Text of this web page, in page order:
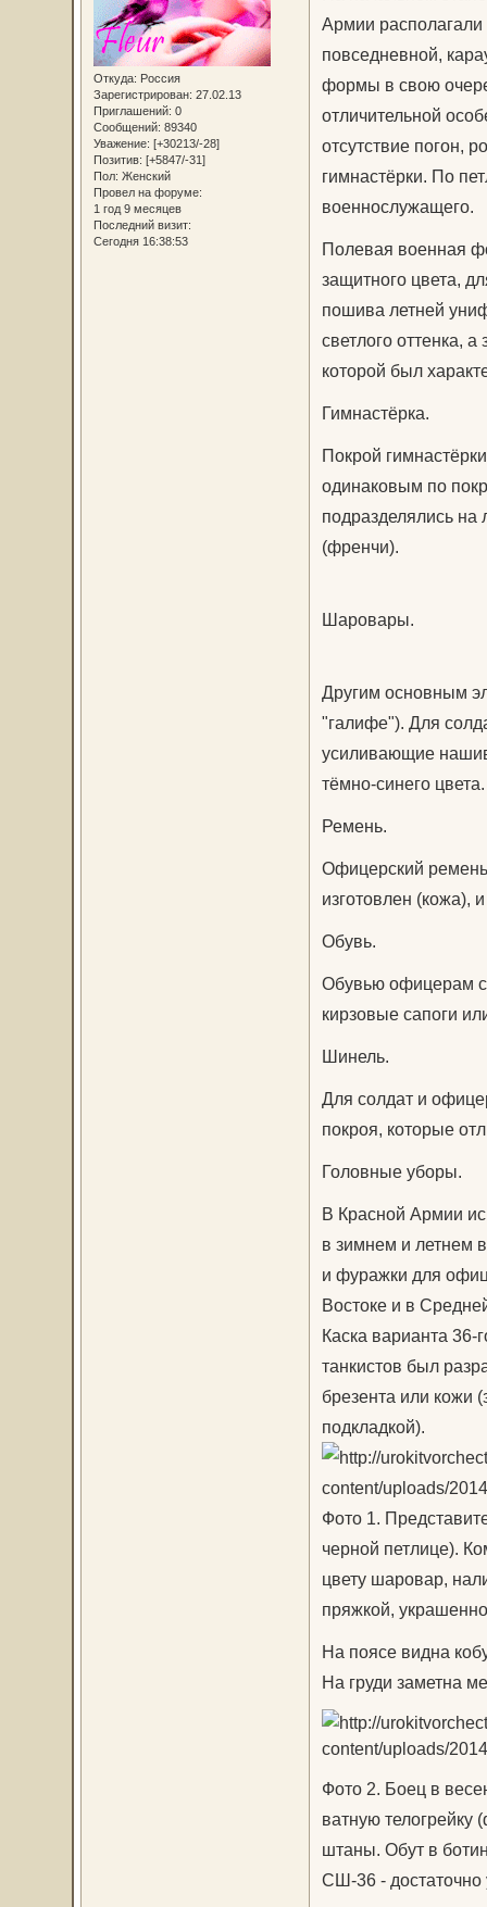
Откуда: Россия
Зарегистрирован: 27.02.13
Приглашений: 0
Сообщений: 89340
Уважение: [+30213/-28]
Позитив: [+5847/-31]
Пол: Женский
Провел на форуме:
1 год 9 месяцев
Последний визит:
Сегодня 16:38:53
Армии
повседневной,
формы в свою
отличительной
отсутствие погон,
гимнастёрки. По
военнослужащего.
Полевая военная
защитного цвета,
пошива летней
светлого оттенка,
которой был
Гимнастёрка.
Покрой
одинаковым по
подразделялись
(френчи).
Шаровары.
Другим основным
"галифе"). Для
усиливающие
тёмно-синего цвета.
Ремень.
Офицерский
изготовлен (кожа),
Обувь.
Обувью офицерам
кирзовые сапоги
Шинель.
Для солдат и
покроя, которые
Головные уборы.
В Красной Армии
в зимнем и летнем
и фуражки для
Востоке и в
Каска варианта 36-
танкистов был
брезента или кожи
подкладкой).
Фото 1.
черной петлице).
цвету шаровар,
пряжкой,
На поясе видна
На груди заметна
Фото 2. Боец в
ватную телогрейку
штаны. Обут в
СШ-36 - достаточно